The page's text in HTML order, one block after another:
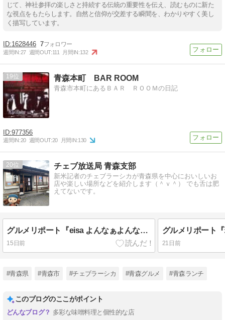
じて、神社参拝の楽しさと持続する伝統の重要性を伝え、読むものに新た
な視点をもたらします。自然と信仰が交差する瞬間を、わかりやすく美し
く描写しています。
1628446 7
週間IN:27 週間OUT:111 月間IN:132
19 青森本町 BAR ROOM
青森市本町にあるＢＡＲ ＲＯＯＭの日記
977356
週間IN:20 週間OUT:20 月間IN:130
20 チェブ放送局 青森支部
新米記者のチェブラーシカが青森県を中心においしいお
店や楽しい場所などを紹介します（＾ｖ＾） でも舌は肥
えてないです。
グルメリポート『eisa よんなぁよんなぁ』でソーキそば定食(十和田市)
15日前 21日前
#青森県 #青森市 #チェブラーシカ #青森グルメ #青森ランチ
このブログのここがポイント
多彩な味噌料理と個性的な店